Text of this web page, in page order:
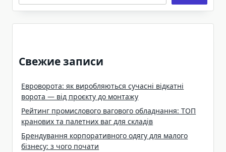
Свежие записи
Евроворота: як виробляються сучасні відкатні
ворота — від проєкту до монтажу
Рейтинг промислового вагового обладнання: ТОП
кранових та палетних ваг для складів
Брендування корпоративного одягу для малого
бізнесу: з чого почати